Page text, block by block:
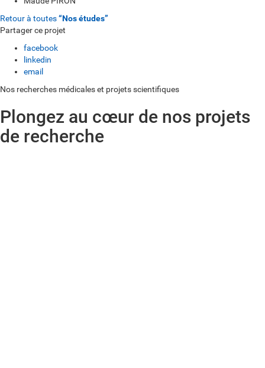
Retour à toutes“Nos études”
Partager ce projet
facebook
linkedin
email
Nos recherches médicales et projets scientifiques
Plongez au cœur de nos projets
de recherche